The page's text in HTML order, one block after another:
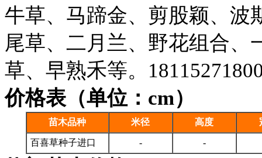
牛草、马蹄金、剪股颖、波
尾草、二月兰、野花组合、
草、早熟禾等。
价格表（单位：cm）
苗木品种 米径 高度
百喜草种子进口 - -